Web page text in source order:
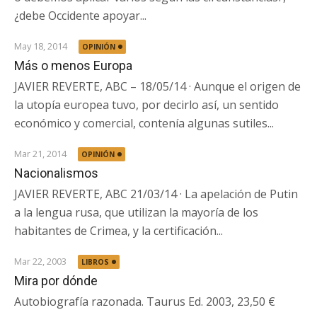
¿debe Occidente apoyar...
May 18, 2014 OPINIÓN
Más o menos Europa
JAVIER REVERTE, ABC – 18/05/14 · Aunque el origen de
la utopía europea tuvo, por decirlo así, un sentido
económico y comercial, contenía algunas sutiles...
Mar 21, 2014 OPINIÓN
Nacionalismos
JAVIER REVERTE, ABC 21/03/14 · La apelación de Putin
a la lengua rusa, que utilizan la mayoría de los
habitantes de Crimea, y la certificación...
Mar 22, 2003 LIBROS
Mira por dónde
Autobiografía razonada. Taurus Ed. 2003, 23,50 €